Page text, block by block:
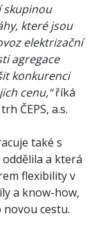
skupinou
které jsou
elektrizační
agregace
konkurenci
cenu,“říká
ČEPS, a.s.
také s
a která
flexibility v
a know-how,
cestu.